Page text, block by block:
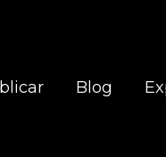
Blog